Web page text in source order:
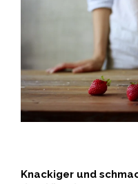
Knackiger und